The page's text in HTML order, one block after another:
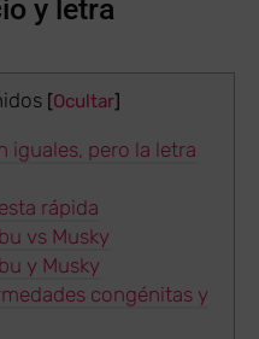
y letra
[Ocultar]
iguales, pero la letra
rápida
vs Musky
y Musky
congénitas y